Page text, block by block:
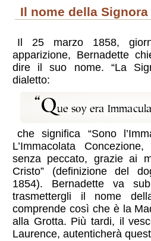
Il nome della Signora
Il 25 marzo 1858,
apparizione, Bernadette
dire il suo nome. “La
dialetto:
“Que soy era
che significa “Sono
L’Immacolata
senza peccato, grazie ai
Cristo” (definizione del
1854). Bernadette va
trasmettergli il nome
comprende così che è la
alla Grotta. Più tardi, il
Laurence, autenticherà